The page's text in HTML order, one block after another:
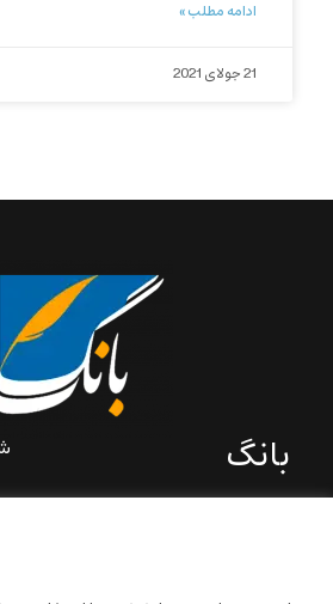
ادامه مطلب »
21 جولای 2021
بانگ
و امکانات مشترک شخصی